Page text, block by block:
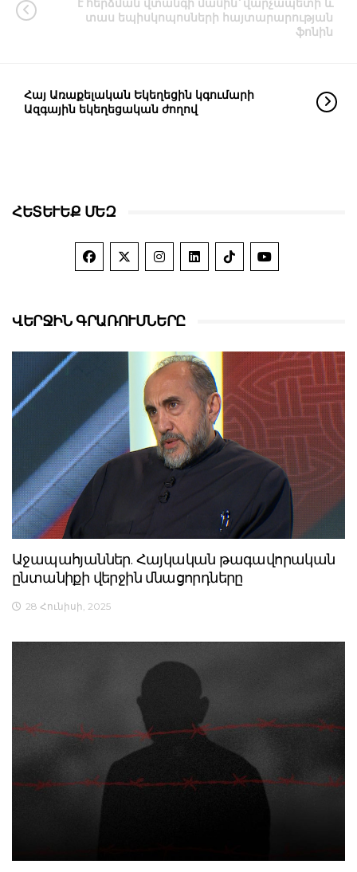
է հերձման վտանգի մասին՝ վարչապետի և
տաս եպիսկոպոսների հայտարարության
ֆոնին
Հայ Առաքելական Եկեղեցին կգումարի
Ազգային եկեղեցական ժողով
ՀԵՏԵՒԵՔ ՄԵԶ
ՎԵՐՋԻՆ ԳՐԱՌՈՒՄՆԵՐԸ
Աջապահյաններ. Հայկական թագավորական
ընտանիքի վերջին մնացորդները
28 Հունիսի, 2025